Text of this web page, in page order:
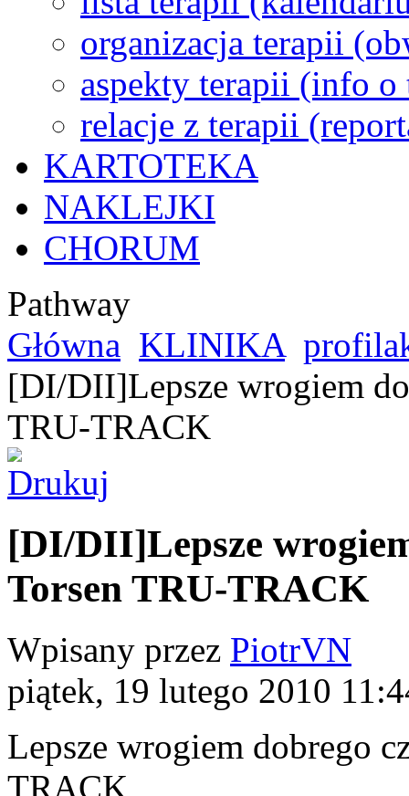
organizacja terapii
aspekty terapii (info o
relacje z terapii
KARTOTEKA
NAKLEJKI
CHORUM
Pathway
Główna KLINIKA
[DI/DII]Lepsze wrogiem
TRU-TRACK
[DI/DII]Lepsze
Torsen TRU-TRACK
Wpisany przez PiotrVN
piątek, 19 lutego 2010
Lepsze wrogiem dobrego
TRACK